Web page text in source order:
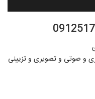
و صوتی و تصویری و تزیینی